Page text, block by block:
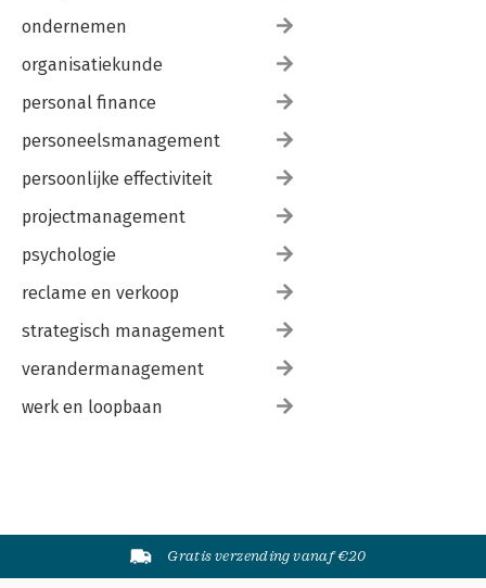
ondernemen
organisatiekunde
personal finance
personeelsmanagement
persoonlijke effectiviteit
projectmanagement
psychologie
reclame en verkoop
strategisch management
verandermanagement
werk en loopbaan
Gratis verzending vanaf €20